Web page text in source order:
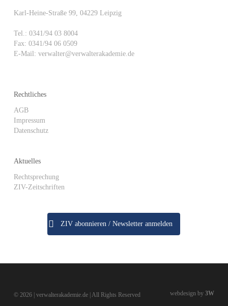
Karl-Heine-Straße 99, 04229 Leipzig
Tel.: 0341/94 03 8004
Fax: 0341/94 06 0509
E-Mail: verwalter@verwalterakademie.de
Rechtliches
AGB
Impressum
Datenschutz
Aktuelles
Rechtsprechung
ZIV-Zeitschriften
ZIV abonnieren / Newsletter anmelden
© 2026 | verwalterakademie.de | All Rights Reserved webdesign by3W